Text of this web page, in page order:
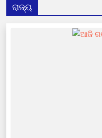
ରାଜ୍ୟ